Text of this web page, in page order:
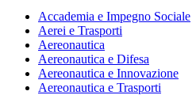
Accademia e Impegno Sociale
Aerei e Trasporti
Aereonautica
Aereonautica e Difesa
Aereonautica e Innovazione
Aereonautica e Trasporti